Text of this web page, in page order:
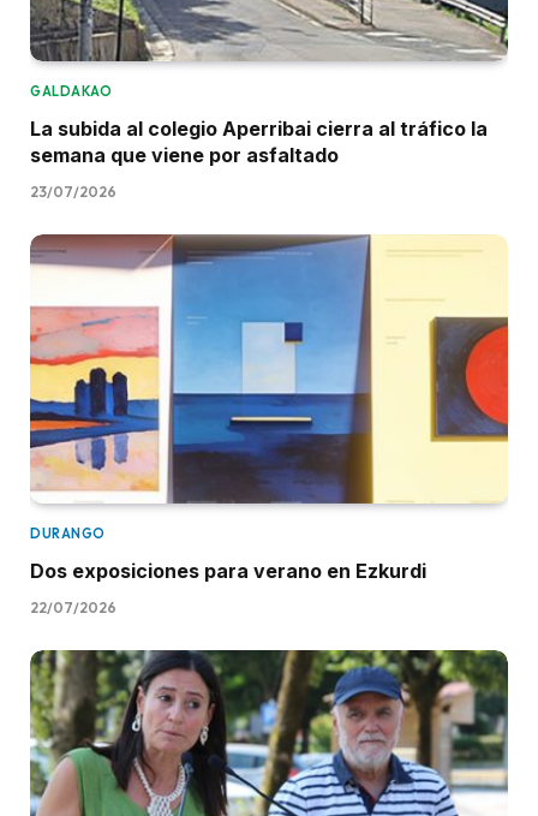
GALDAKAO
La subida al colegio Aperribai cierra al tráfico la
semana que viene por asfaltado
23/07/2026
DURANGO
Dos exposiciones para verano en Ezkurdi
22/07/2026